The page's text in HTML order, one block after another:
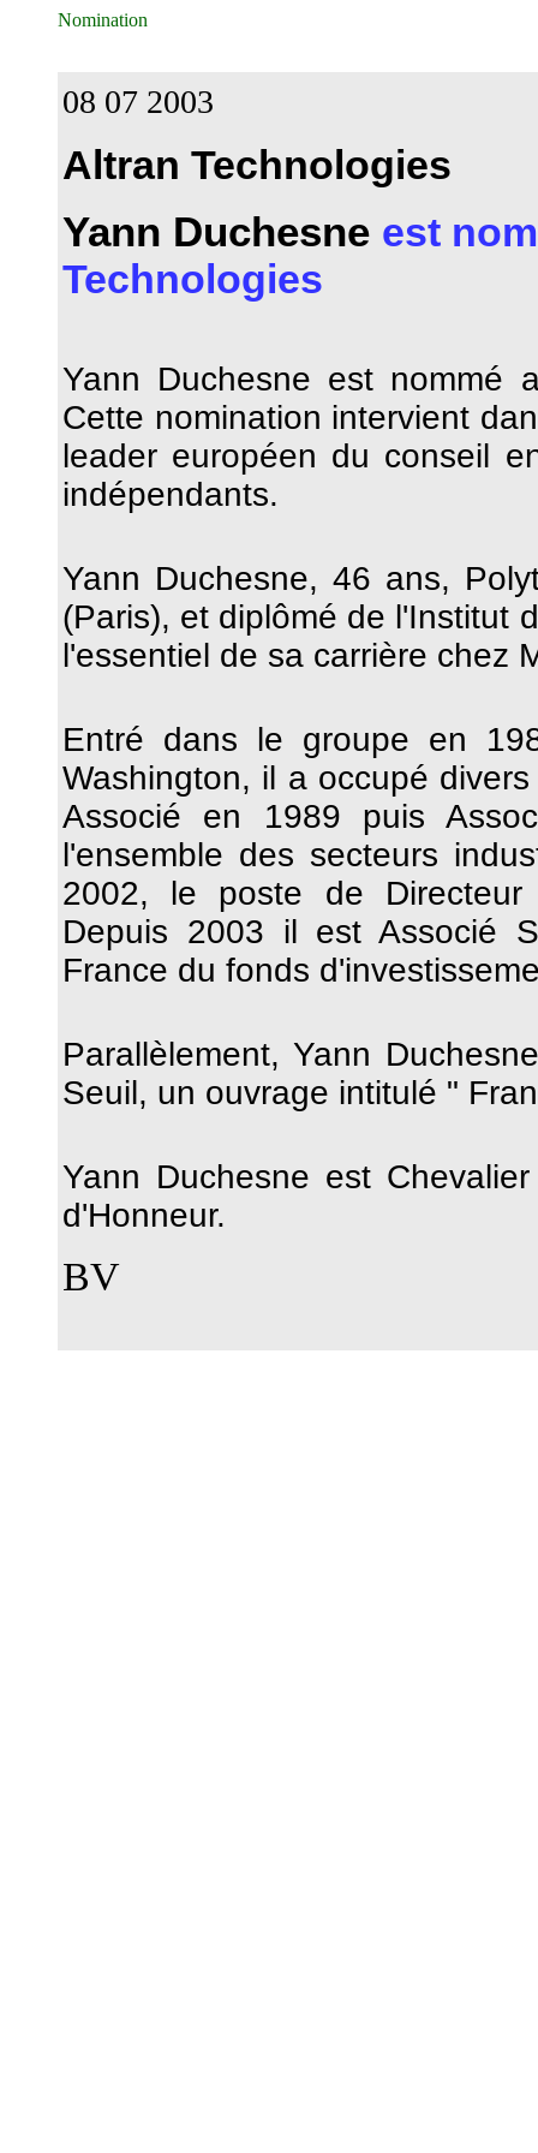
Nomination
08 07 2003
Altran Technologies
Yann Duchesne est
Technologies
Yann Duchesne est nommé
Cette nomination intervient
leader européen du conseil
indépendants.
Yann Duchesne, 46 ans,
(Paris), et diplômé de l'Institut
l'essentiel de sa carrière chez
Entré dans le groupe en
Washington, il a occupé
Associé en 1989 puis
l'ensemble des secteurs
2002, le poste de
Depuis 2003 il est Associé
France du fonds
Parallèlement, Yann
Seuil, un ouvrage intitulé "
Yann Duchesne est
d'Honneur.
BV